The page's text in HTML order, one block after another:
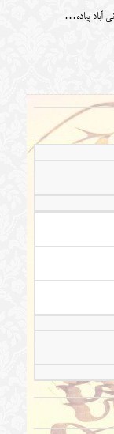
آباد پیاده…